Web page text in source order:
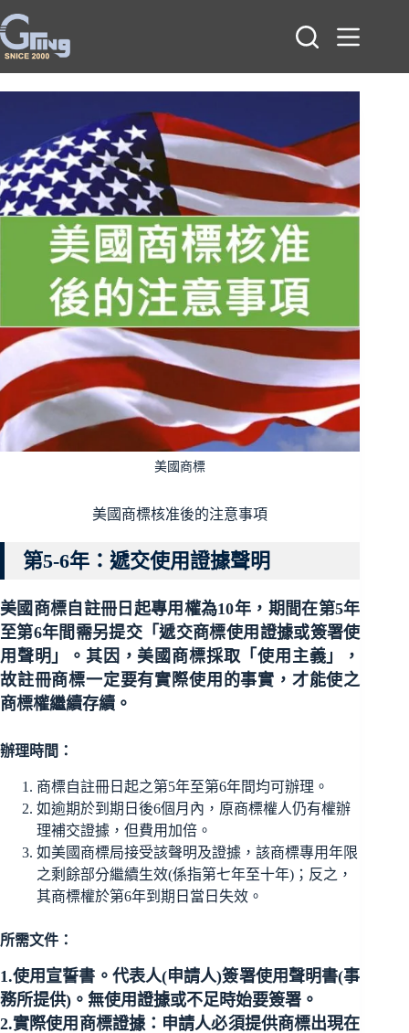
跳
至
主
要
美國商標
美國商標核准後的注意事項
第5-6年：遞交使用證據聲明
美國商標自註冊日起專用權為10年，期間在第5年
至第6年間需另提交 「遞交商標使用證據或簽署使
用聲明」
。其因，美國商標採取「使用主義」，
故註冊商標一定要有實際使用的事實，才能使之
商標權繼續存續。
辦理時間：
商標自註冊日起之第5年至第6年間均可辦理。
如逾期於到期日後6個月內，原商標權人仍有權辦
理補交證據，但費用加倍。
如美國商標局接受該聲明及證據，該商標專用年限
之剩餘部分繼續生效(係指第七年至十年)；反之，
其商標權於第6年到期日當日失效。
所需文件：
1.使用宣誓書 。代表人(申請人)簽署使用聲明書(事
務所提供)。無使用證據或不足時始要簽署。
2.實際使用商標證據： 申請人必須提供商標出現在